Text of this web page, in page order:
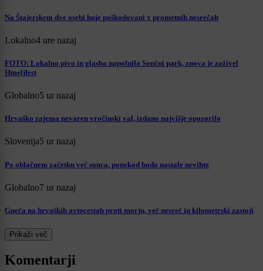
Na Štajerskem dve osebi huje poškodovani v prometnih nesrečah
Lokalno4 ure nazaj
FOTO: Lokalno pivo in glasba napolnila Sončni park, znova je zaživel
Hmeljfest
Globalno5 ur nazaj
Hrvaško zajema nevaren vročinski val, izdano najvišje opozorilo
Slovenija5 ur nazaj
Po oblačnem začetku več sonca, ponekod bodo nastale nevihte
Globalno7 ur nazaj
Gneča na hrvaških avtocestah proti morju, več nesreč in kilometrski zastoji
Prikaži več
Komentarji